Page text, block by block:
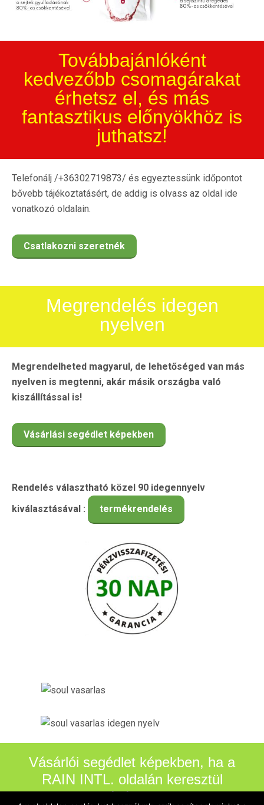
Továbbajánlóként
kedvezőbb csomagárakat
érhetsz el, és más
fantasztikus előnyökhöz is
juthatsz!
Telefonálj /+36302719873/ és egyeztessünk időpontot
bővebb tájékoztatásért, de addig is olvass az oldal ide
vonatkozó oldalain.
Csatlakozni szeretnék
Megrendelés idegen
nyelven
Megrendelheted magyarul, de lehetőséged van más
nyelven is megtenni, akár másik országba való
kiszállítással is!
Vásárlási segédlet képekben
Rendelés választható közel 90 idegennyelv
kiválasztásával :
termékrendelés
Vásárlói segédlet képekben, ha a
RAIN INTL. oldalán keresztül
vásárolsz.